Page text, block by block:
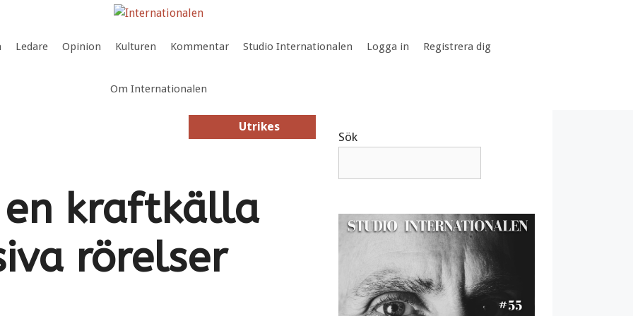
Ledare Opinion Kulturen Kommentar Studio Internationalen Logga in Registrera dig
Om Internationalen
Utrikes
Utrikes
en kraftkälla
rörelser
Sök